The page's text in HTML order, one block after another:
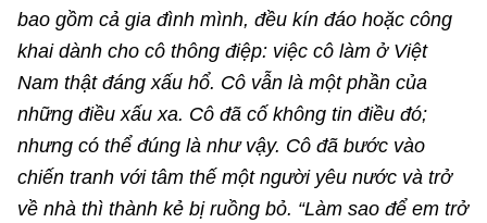
bao gồm cả gia đình mình, đều kín đáo hoặc công
khai dành cho cô thông điệp: việc cô làm ở Việt
Nam thật đáng xấu hổ. Cô vẫn là một phần của
những điều xấu xa. Cô đã cố không tin điều đó;
nhưng có thể đúng là như vậy. Cô đã bước vào
chiến tranh với tâm thế một người yêu nước và trở
về nhà thì thành kẻ bị ruồng bỏ. “Làm sao để em trở